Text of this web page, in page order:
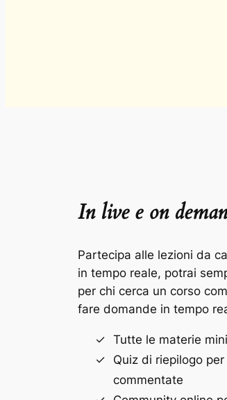
In live e on
Partecipa alle lezioni da
in tempo reale, potrai
per chi cerca un corso
fare domande in tempo
Tutte le materie
Quiz di riepilogo
commentate